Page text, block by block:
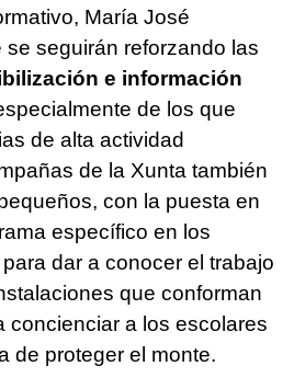
María José
seguirán reforzando las
e información
de los que
de alta actividad
de la Xunta también
con la puesta en
específico en los
dar a conocer el trabajo
que conforman
concienciar a los escolares
de proteger el monte.